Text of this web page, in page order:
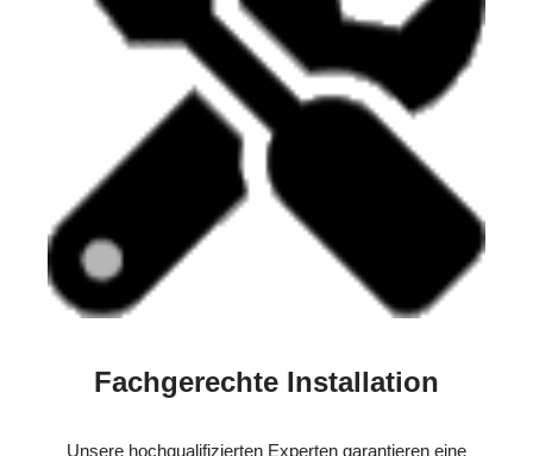
Fachgerechte Installation
Unsere hochqualifizierten Experten garantieren eine